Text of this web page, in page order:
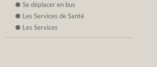
Se déplacer en bus
Les Services de Santé
Les Services